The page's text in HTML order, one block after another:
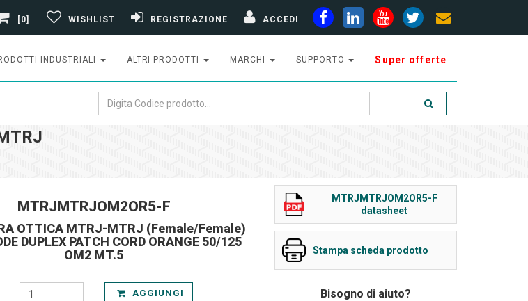
[0] WISHLIST REGISTRAZIONE ACCEDI
INDUSTRIALI ALTRI PRODOTTI MARCHI SUPPORTO Super offerte
MTRJMTRJOM2OR5-F
OTTICA MTRJ-MTRJ (Female/Female)
DUPLEX PATCH CORD ORANGE 50/125
OM2 MT.5
AGGIUNGI
MTRJMTRJOM2OR5-F
datasheet
Stampa scheda prodotto
Bisogno di aiuto?